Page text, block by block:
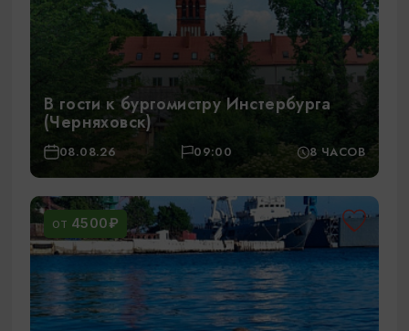
В гости к бургомистру Инстербурга
(Черняховск)
08.08.26 09:00 8 ЧАСОВ
ОТ 4500₽